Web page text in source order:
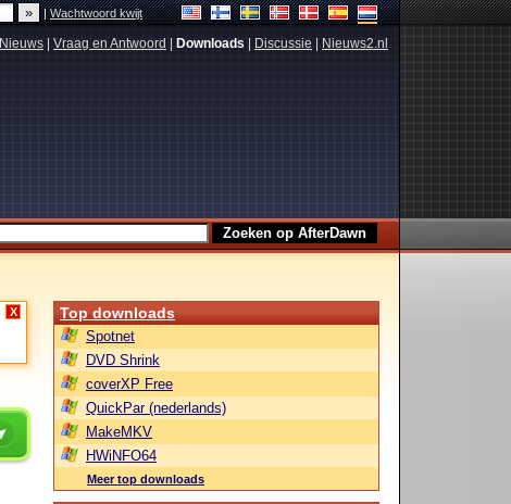
|Wachtwoord kwijt
Nieuws Vraag en Antwoord Downloads Discussie Nieuws2.nl
X Top downloads
Spotnet
DVD Shrink
coverXP Free
QuickPar (nederlands)
MakeMKV
HWiNFO64
Meer top downloads